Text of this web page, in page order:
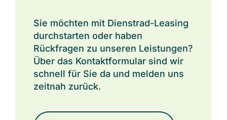
Sie möchten mit Dienstrad-Leasing
durchstarten oder haben
Rückfragen zu unseren Leistungen?
Über das Kontaktformular sind wir
schnell für Sie da und melden uns
zeitnah zurück.